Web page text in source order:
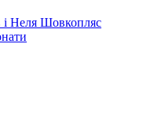
і Неля Шовкопляс